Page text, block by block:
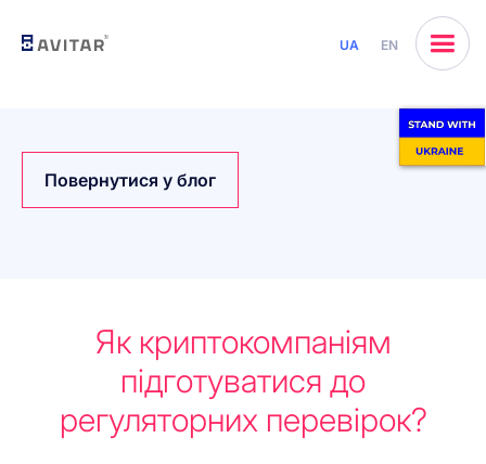
UA EN
Повернутися у блог
Як криптокомпаніям
підготуватися до
регуляторних перевірок?